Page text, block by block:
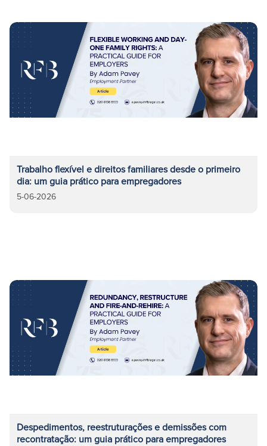
Trabalho flexível e direitos familiares desde o primeiro
dia: um guia prático para empregadores
5-06-2026
Despedimentos, reestruturações e demissões com
recontratação: um guia prático para empregadores